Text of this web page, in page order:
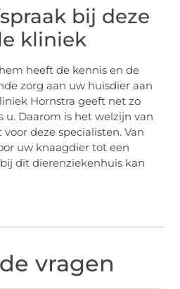
bij deze
kliniek
heeft de kennis en de
zorg aan uw huisdier aan
Hornstra geeft net zo
u. Daarom is het welzijn van
deze specialisten. Van
uw knaagdier tot een
dit dierenziekenhuis kan
vragen